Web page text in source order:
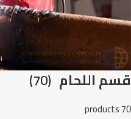
قسم اللحام (70)
70 products